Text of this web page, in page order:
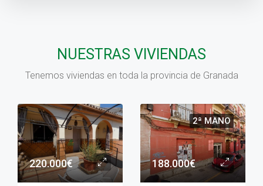
NUESTRAS VIVIENDAS
Tenemos viviendas en toda la provincia de Granada
220.000€
2ª MANO
188.000€